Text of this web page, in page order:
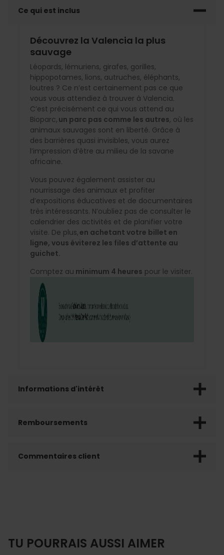
Ce qui est inclus
Découvrez la Valencia la plus
sauvage
Léopards, lémuriens, girafes, gorilles,
hippopotames, lions, autruches, éléphants,
loutres ? Ce n’est certainement pas ce que
vous vous attendiez à trouver à Valencia.
C’est précisément ce qui vous attend au
Bioparc, un parc pas comme les autres, où les
animaux sauvages sont en liberté. Grâce à
des barrières quasi invisibles, vous aurez
l’impression d’être au milieu de la savane
africaine.
Vous pouvez également assister au
nourrissage des animaux et profiter
d’expositions éducatives et de documentaires
très intéressants. N’oubliez pas de consulter le
calendrier des activités et de planifier votre
visite. De plus, en achetant votre billet en
ligne, vous éviterez les files d’attente au
guichet.
Comptez au minimum 4 heures pour le visiter.
Informations d'intérêt
Remboursements
Commentaires client
TU POURRAIS AUSSI AIMER